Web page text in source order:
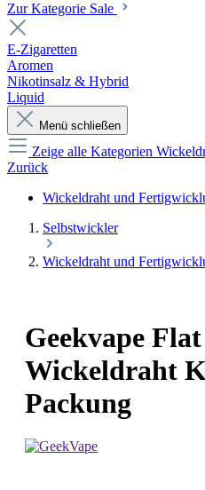
Zur Kategorie Sale
E-Zigaretten
Aromen
Nikotinsalz & Hybrid
Liquid
Menü schließen
Zeige alle Kategorien
Zurück
Wickeldraht und
Selbstwickler
Wickeldraht und
Geekvape
Wickeldraht
Packung